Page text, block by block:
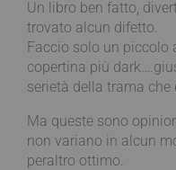
Un libro ben fatto,
trovato alcun difetto.
Faccio solo un piccolo
copertina più
serietà della trama che
Ma queste sono
non variano in alcun
peraltro ottimo.